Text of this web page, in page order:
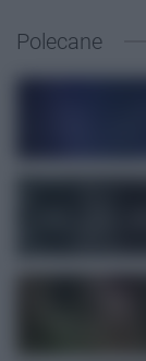
Polecane